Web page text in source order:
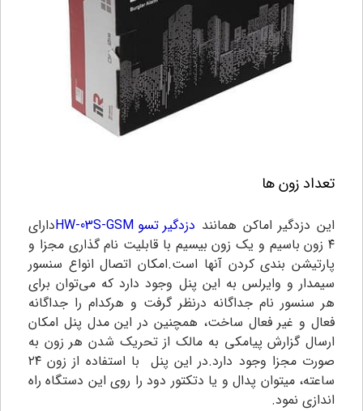
تعداد زون ها
این دزدگیر اماکن همانند دزدگیر تسو HW-03S-GSM
دارای
۴ زون باسیم و یک زون بیسیم با قابلیت نام گذاری مجزا و
پارتیشن بندی کردن آنها است.امکان اتصال انواع سنسور
سیمدار و وایرلس به این پنل وجود دارد که می‌توان برای
هر سنسور نام جداگانه درنظر گرفت و هرکدام را جداگانه
فعال و غیر فعال ساخت، همچنین در این مدل پنل امکان
ارسال گزارش پیامکی به مالک از تحریک شدن هر زون به
صورت مجزا وجود دارد.در این پنل با استفاده از زون ۲۴
ساعته، میتوان پدال و یا دتکتور دود را روی این دستگاه راه
اندازی نمود.